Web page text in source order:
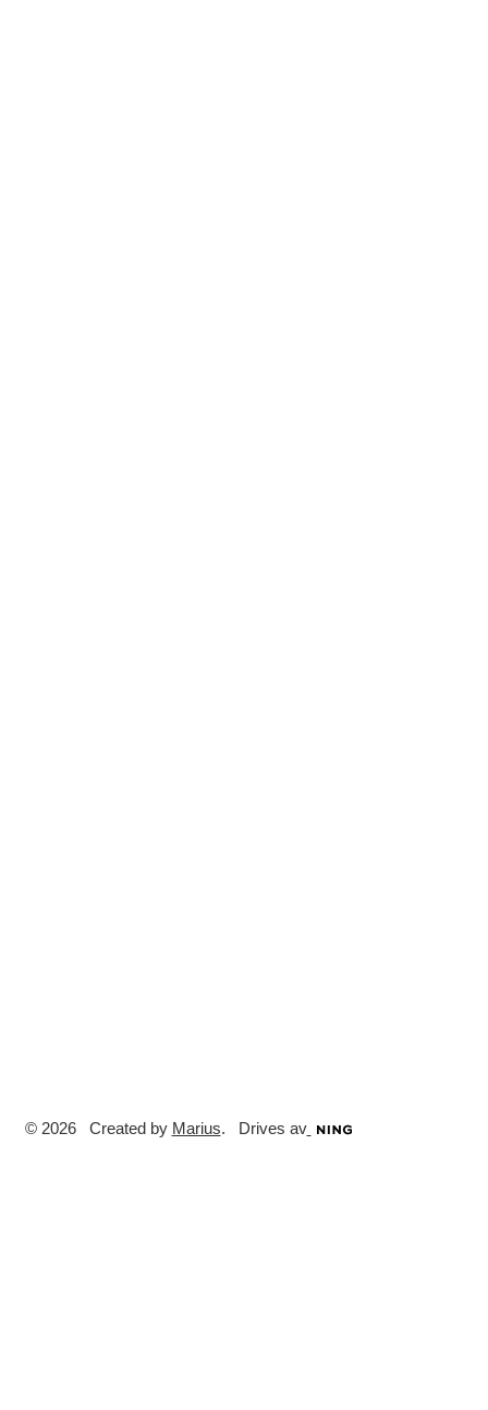
© 2026 Created by Marius. Drives av